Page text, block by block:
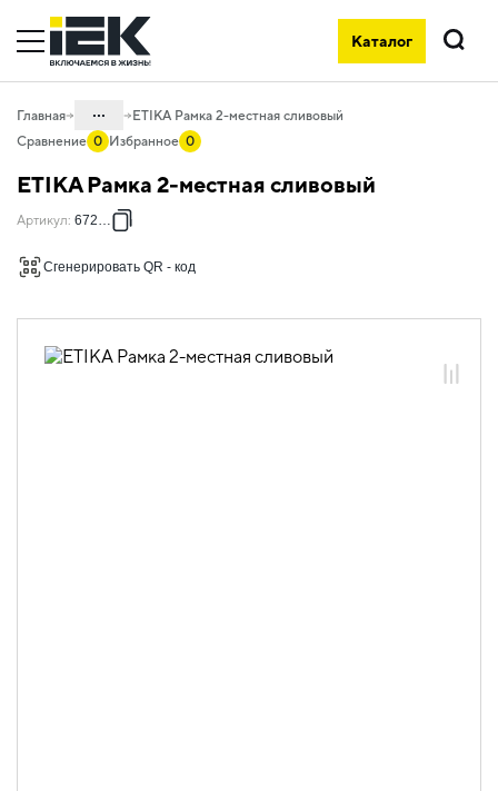
Каталог
Поиск
Главная ...
удлинители и силовые разъемы
06.01 Электроустановочные изделия
изделия скрытого монтажа ETIKA
06.01.13.12 Рамки пластиковые ETIKA
ETIKA Рамка 2-местная сливовый
Сравнение 0 Избранное 0
ETIKA Рамка 2-местная сливовый
Артикул: 672562
Сгенерировать QR - код